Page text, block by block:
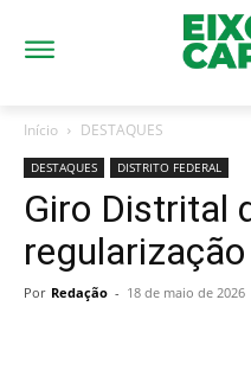
Início DESTAQUES
DESTAQUES DISTRITO FEDERAL
Giro Distrital
Por Redação - 18 de maio de 2026